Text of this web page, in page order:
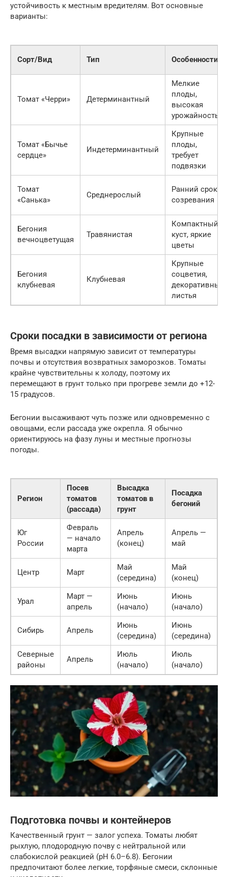
устойчивость к местным вредителям. Вот основные
варианты:
Сорт/Вид Тип Особенности
Томат «Черри» Детерминантный
Мелкие
плоды,
высокая
урожайность
Томат «Бычье
сердце»
Индетерминантный
Крупные
плоды,
требует
подвязки
Томат
«Санька»
Среднерослый
Ранний срок
созревания
Бегония
вечноцветущая
Травянистая
Компактный
куст, яркие
цветы
Бегония
клубневая
Клубневая
Крупные
соцветия,
декоративные
листья
Сроки посадки в зависимости от региона
Время высадки напрямую зависит от температуры
почвы и отсутствия возвратных заморозков. Томаты
крайне чувствительны к холоду, поэтому их
перемещают в грунт только при прогреве земли до +12-
15 градусов.
Бегонии высаживают чуть позже или одновременно с
овощами, если рассада уже окрепла. Я обычно
ориентируюсь на фазу луны и местные прогнозы
погоды.
Регион
Посев
томатов
(рассада)
Высадка
томатов в
грунт
Посадка
бегоний
Юг
России
Февраль
— начало
марта
Апрель
(конец)
Апрель —
май
Центр Март
Май
(середина)
Май
(конец)
Урал
Март —
апрель
Июнь
(начало)
Июнь
(начало)
Сибирь Апрель
Июнь
(середина)
Июнь
(середина)
Северные
районы
Апрель
Июль
(начало)
Июль
(начало)
Подготовка почвы и контейнеров
Качественный грунт — залог успеха. Томаты любят
рыхлую, плодородную почву с нейтральной или
слабокислой реакцией (pH 6.0–6.8). Бегонии
предпочитают более легкие, торфяные смеси, склонные